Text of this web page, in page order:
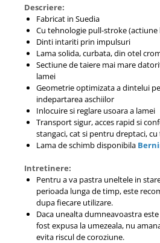
Descriere:
Fabricat in Suedia
Cu tehnologie pull-stroke (actiune
Dinti intariti prin impulsuri
Lama solida, curbata, din otel
Sectiune de taiere mai mare
lamei
Geometrie optimizata a dintelui
indepartarea aschiilor
Inlocuire si reglare usoara a lamei
Transport sigur, acces rapid si
stangaci, cat si pentru dreptaci,
Lama de schimb disponibila
Intretinere:
Pentru a va pastra uneltele in
perioada lunga de timp, este
dupa fiecare utilizare.
Daca unealta dumneavoastra
fost expusa la umezeala, nu
evita riscul de coroziune.